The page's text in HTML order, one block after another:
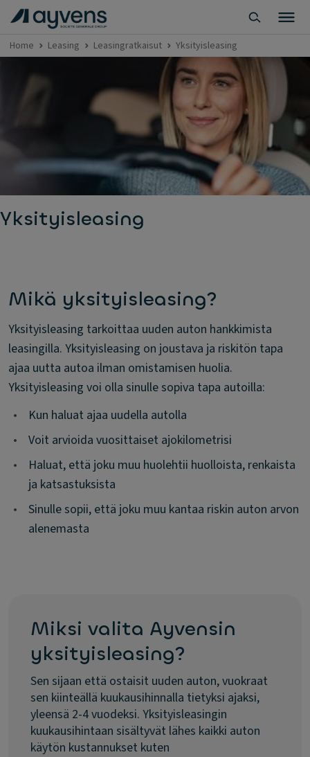
Home Leasing Leasingratkaisut Yksityisleasing
Yksityisleasing
Mikä yksityisleasing?
Yksityisleasing tarkoittaa uuden auton hankkimista
leasingilla. Yksityisleasing on joustava ja riskitön tapa
ajaa uutta autoa ilman omistamisen huolia.
Yksityisleasing voi olla sinulle sopiva tapa autoilla:
•
Kun haluat ajaa uudella autolla
•
Voit arvioida vuosittaiset ajokilometrisi
•
Haluat, että joku muu huolehtii huolloista, renkaista
ja katsastuksista
•
Sinulle sopii, että joku muu kantaa riskin auton arvon
alenemasta
Miksi valita Ayvensin
yksityisleasing?
Sen sijaan että ostaisit uuden auton, vuokraat
sen kiinteällä kuukausihinnalla tietyksi ajaksi,
yleensä 2-4 vuodeksi. Yksityisleasingin
kuukausihintaan sisältyvät lähes kaikki auton
käytön kustannukset kuten